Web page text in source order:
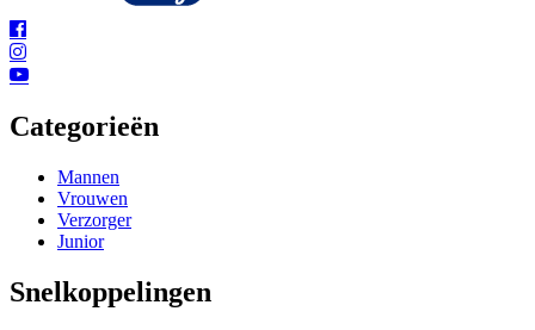
Categorieën
Mannen
Vrouwen
Verzorger
Junior
Snelkoppelingen